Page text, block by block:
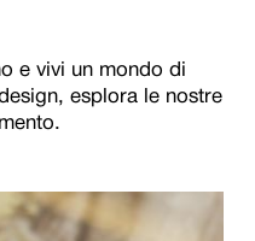
e vivi un mondo di
esplora le nostre